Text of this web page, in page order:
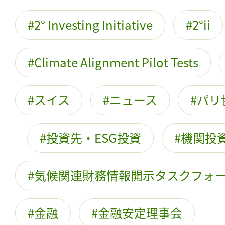
2° Investing Initiative 2°ii
Climate Alignment Pilot Tests
スイス ニュース パリ
投資先・ESG投資 機関投
気候関連財務情報開示タスクフォ
金融 金融安定理事会